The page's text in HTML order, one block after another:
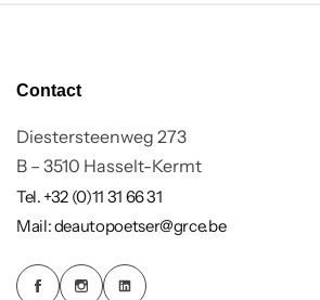
Contact
Diestersteenweg 273
B – 3510 Hasselt-Kermt
Tel. +32 (0)11 31 66 31
Mail: deautopoetser@grce.be